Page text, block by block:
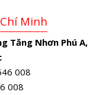
Minh
Tăng Nhơn Phú A,
008
008